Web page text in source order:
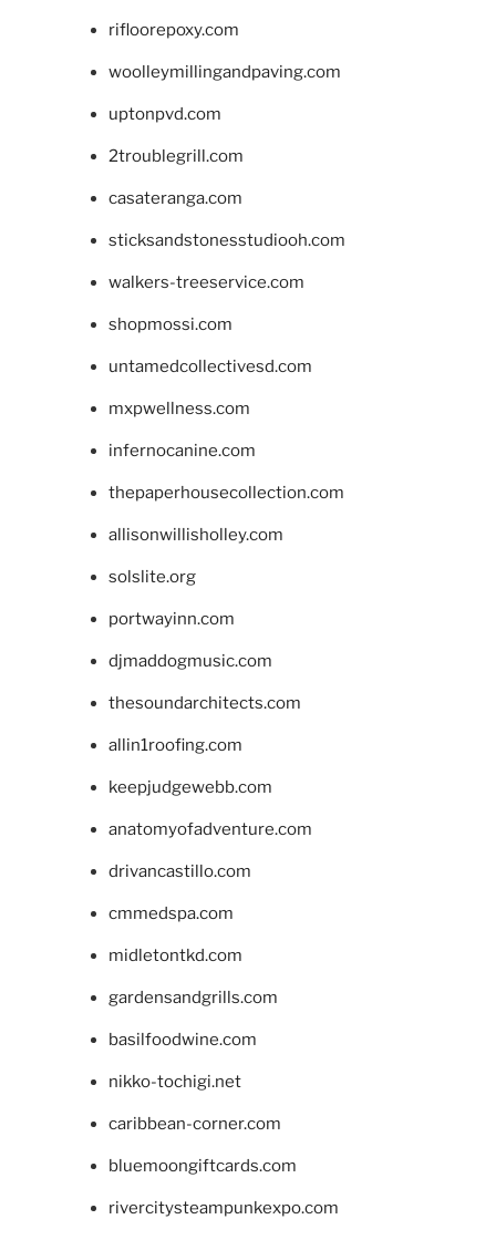
rifloorepoxy.com
woolleymillingandpaving.com
uptonpvd.com
2troublegrill.com
casateranga.com
sticksandstonesstudiooh.com
walkers-treeservice.com
shopmossi.com
untamedcollectivesd.com
mxpwellness.com
infernocanine.com
thepaperhousecollection.com
allisonwillisholley.com
solslite.org
portwayinn.com
djmaddogmusic.com
thesoundarchitects.com
allin1roofing.com
keepjudgewebb.com
anatomyofadventure.com
drivancastillo.com
cmmedspa.com
midletontkd.com
gardensandgrills.com
basilfoodwine.com
nikko-tochigi.net
caribbean-corner.com
bluemoongiftcards.com
rivercitysteampunkexpo.com